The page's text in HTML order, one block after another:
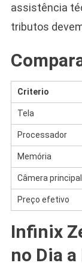
assistência
tributos
Criteri​o
Tela
Processador
Memória
Câmera principal
Preço efetivo
Infinix
no Dia a